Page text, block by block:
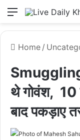
Menu
Home /
थे गोवंश, 10
बाद पकड़ाए